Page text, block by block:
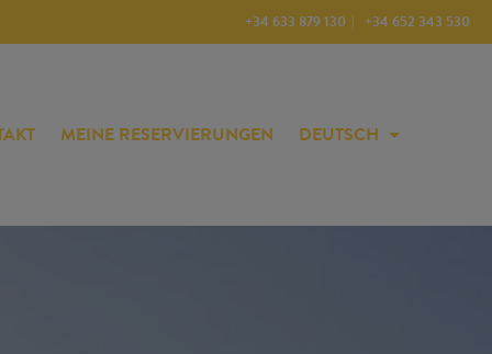
+34 652 343 530
+34 633 879 130
MEINE RESERVIERUNGEN DEUTSCH